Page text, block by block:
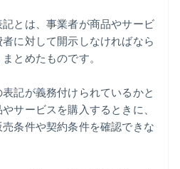
とは、事業者が商品やサービ
に対して開示しなければなら
とめたものです。
記が義務付けられているかと
サービスを購入するときに、
売条件や契約条件を確認できな